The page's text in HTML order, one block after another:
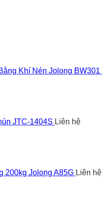
Khí Nén Jolong BW301
JTC-1404S Liên hệ
200kg Jolong A85G Liên hệ